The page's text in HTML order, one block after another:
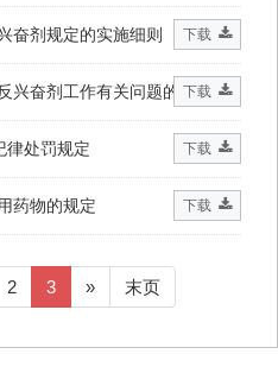
奋剂规定的实施细则 下载
兴奋剂工作有关问题的通知
下载
律处罚规定 下载
药物的规定 下载
2 3 » 末页